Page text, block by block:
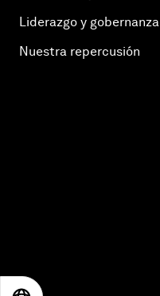
Liderazgo y gobernanza
Nuestra repercusión